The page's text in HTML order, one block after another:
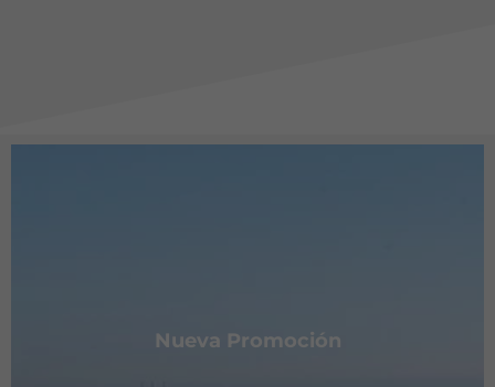
Nueva Promoción